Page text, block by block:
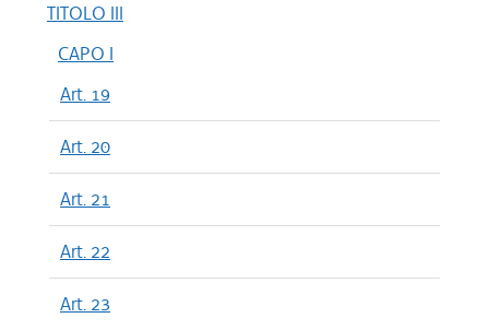
TITOLO III
CAPO I
Art. 19
Art. 20
Art. 21
Art. 22
Art. 23